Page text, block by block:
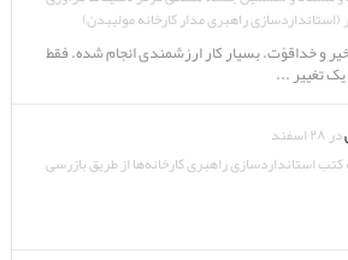
راهبری مدار کارخانه مولیبدن)
و خداقوّت. بسیار کار ارزشمندی انجام شده. فقط
تغییر ...
در ۲۸ اسفند
استانداردسازی راهبری کارخانه‌ها از طریق بازرسی